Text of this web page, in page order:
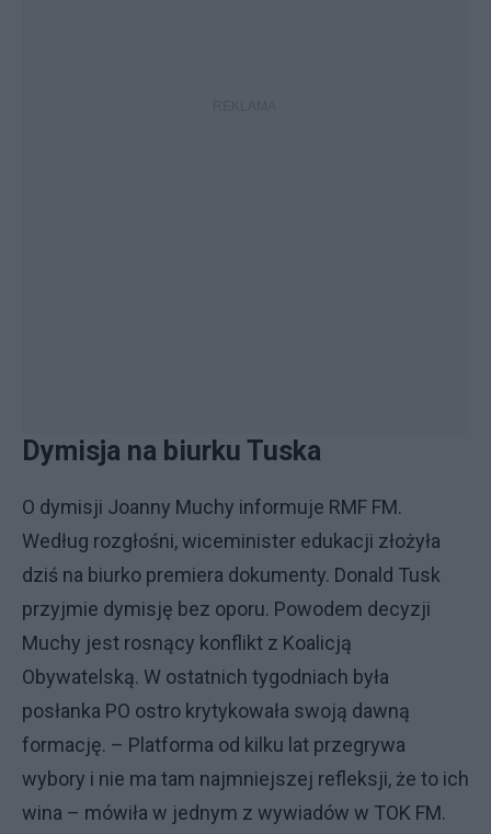
Dymisja na biurku Tuska
O dymisji Joanny Muchy informuje RMF FM.
Według rozgłośni, wiceminister edukacji złożyła
dziś na biurko premiera dokumenty. Donald Tusk
przyjmie dymisję bez oporu. Powodem decyzji
Muchy jest rosnący konflikt z Koalicją
Obywatelską. W ostatnich tygodniach była
posłanka PO ostro krytykowała swoją dawną
formację. – Platforma od kilku lat przegrywa
wybory i nie ma tam najmniejszej refleksji, że to ich
wina – mówiła w jednym z wywiadów w TOK FM.